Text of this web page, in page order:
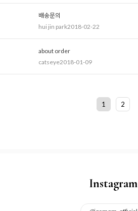
배송문의
hui jin park2018-02-22
about order
catseye2018-01-09
1 2
Instagram